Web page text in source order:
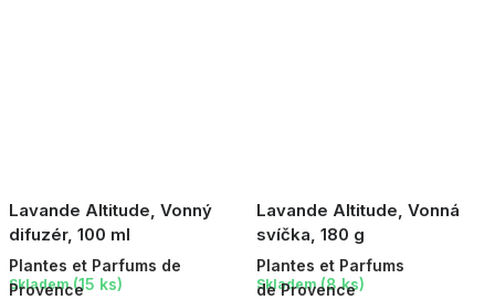
Lavande Altitude, Vonný
difuzér, 100 ml
Plantes et Parfums de
Provence
Skladem (15 ks)
Lavande Altitude, Vonná
svíčka, 180 g
Plantes et Parfums
de Provence
Skladem (8 ks)